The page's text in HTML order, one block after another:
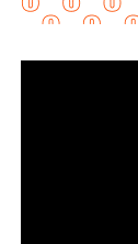
buscamos